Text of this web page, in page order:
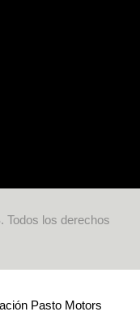
Todos los derechos
Pasto Motors